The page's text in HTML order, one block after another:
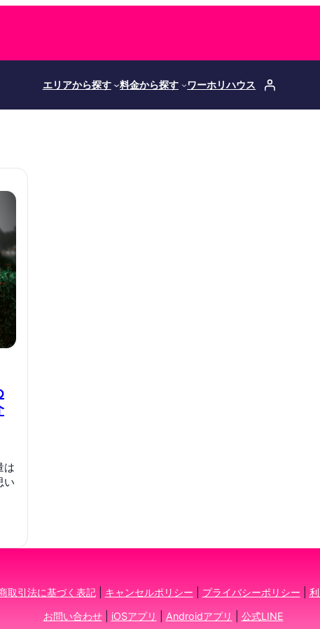
エリアから探す 料金から探す ワーホリハウス
は
い
取引法に基づく表記| キャンセルポリシー プライバシーポリシー
お問い合わせ| iOSアプリ Androidアプリ 公式LINE